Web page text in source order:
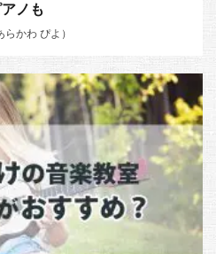
ノも
かわ ぴよ）